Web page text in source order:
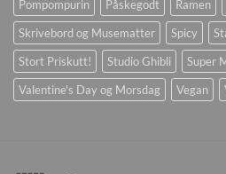
Pompompurin
Påskegodt Ramen
Skrivebord og Musematter
Spicy
Stort Priskutt!
Studio Ghibli Super
Valentine's Day og Morsdag
Vegan